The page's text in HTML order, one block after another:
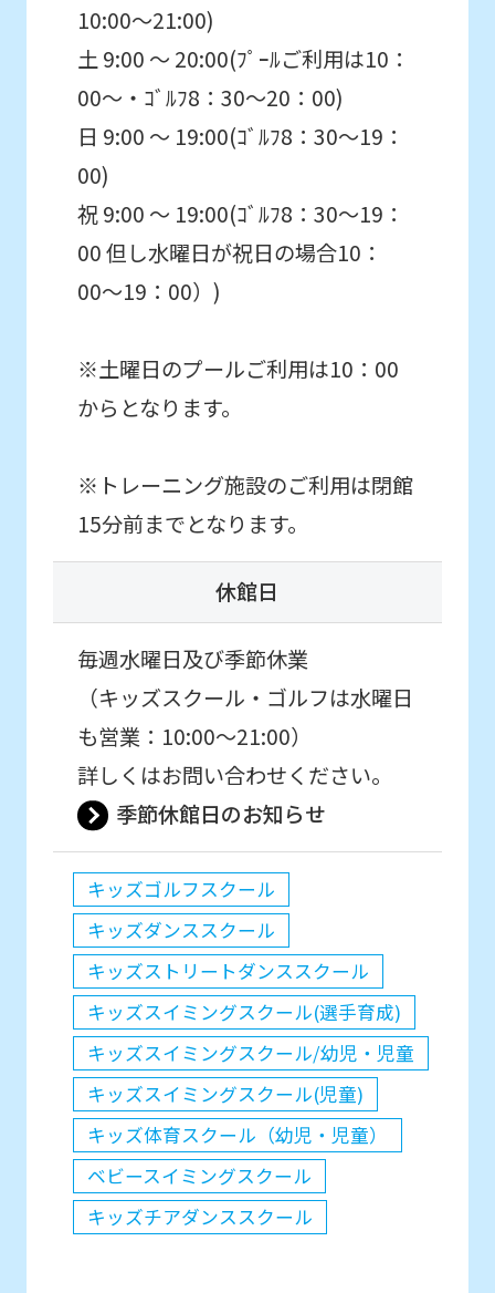
10:00～21:00)
土 9:00 ～ 20:00(ﾌﾟｰﾙご利用は10：
00～・ｺﾞﾙﾌ8：30〜20：00)
日 9:00 ～ 19:00(ｺﾞﾙﾌ8：30〜19：
00)
祝 9:00 ～ 19:00(ｺﾞﾙﾌ8：30〜19：
00 但し水曜日が祝日の場合10：
00〜19：00）)
※土曜日のプールご利用は10：00
からとなります。
※トレーニング施設のご利用は閉館
15分前までとなります。
休館日
毎週水曜日及び季節休業
（キッズスクール・ゴルフは水曜日
も営業：10:00〜21:00）
詳しくはお問い合わせください。
季節休館日のお知らせ
キッズゴルフスクール
キッズダンススクール
キッズストリートダンススクール
キッズスイミングスクール(選手育成)
キッズスイミングスクール/幼児・児童
キッズスイミングスクール(児童)
キッズ体育スクール（幼児・児童）
ベビースイミングスクール
キッズチアダンススクール
using
the
service.
Automatic